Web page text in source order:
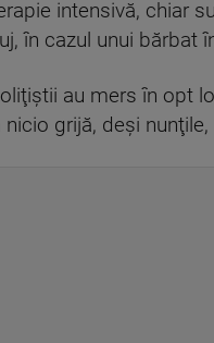
intensivă, chiar
în cazul unui bărbat
au mers în opt
nicio grijă, deşi